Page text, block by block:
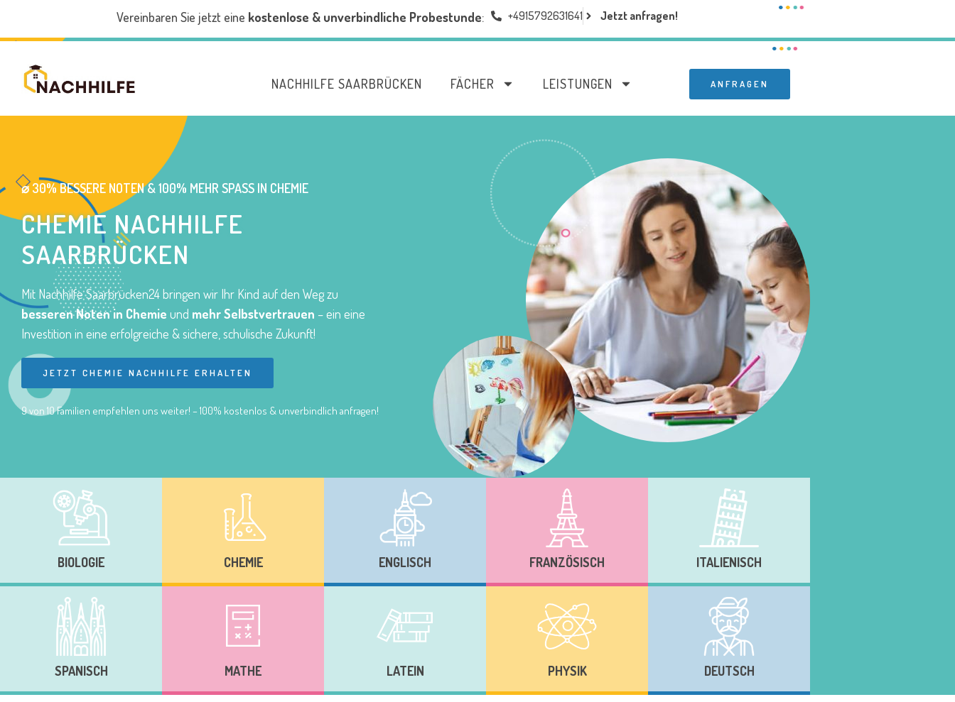
Vereinbaren Sie jetzt eine kostenlose & unverbindliche Probestunde: +4915792631641 Jetzt anfragen!
NACHHILFE SAARBRÜCKEN FÄCHER LEISTUNGEN ANFRAGEN
⌀ 30% BESSERE NOTEN & 100% MEHR SPASS IN CHEMIE
CHEMIE NACHHILFE
SAARBRÜCKEN
Mit Nachhilfe Saarbrücken24 bringen wir Ihr Kind auf den Weg zu
besseren Noten in Chemie und mehr Selbstvertrauen – ein eine
Investition in eine erfolgreiche & sichere, schulische Zukunft!
JETZT CHEMIE NACHHILFE ERHALTEN
9 von 10 Familien empfehlen uns weiter! – 100% kostenlos & unverbindlich anfragen!
BIOLOGIE CHEMIE ENGLISCH FRANZÖSISCH ITALIENISCH
SPANISCH MATHE LATEIN PHYSIK DEUTSCH